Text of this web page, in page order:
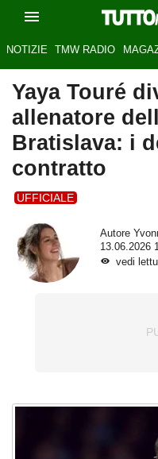
NOTIZIE TMW RADIO
Yaya Touré
allenatore
Bratislava: i
contratto
UFFICIALE
Autore
13.06.2026
vedi